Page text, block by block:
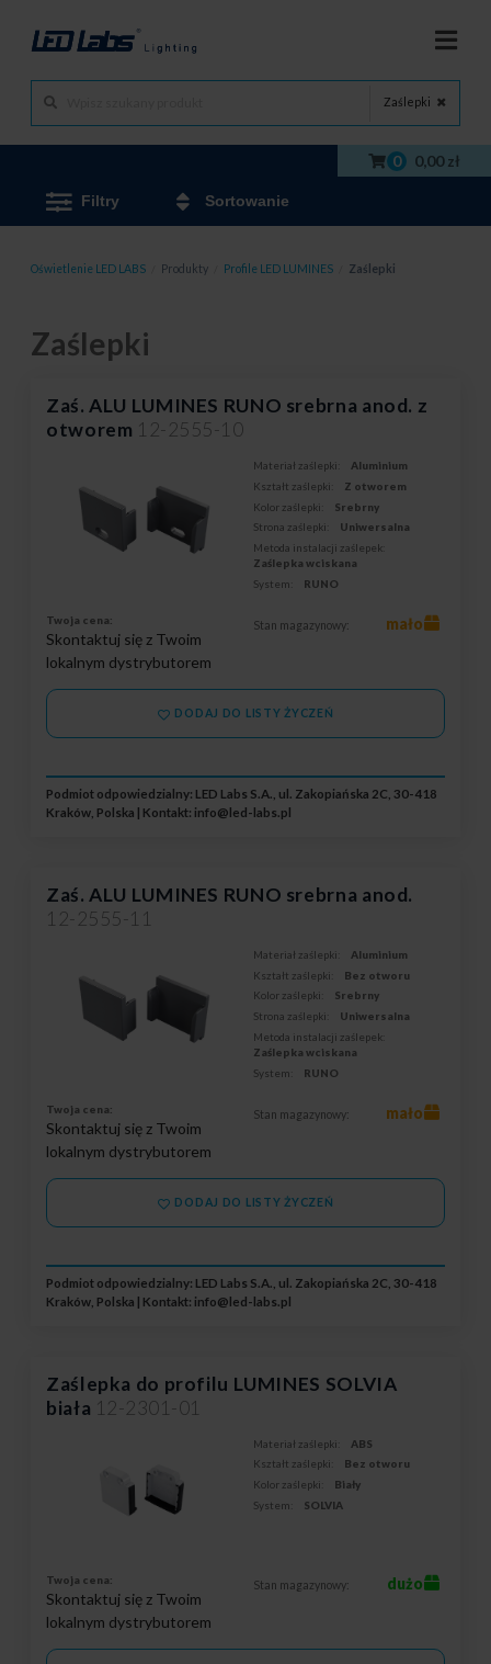
Zaślepki
0 0,00 zł
Filtry Sortowanie
Oświetlenie LED LABS Produkty Profile LED LUMINES Zaślepki
Zaślepki
Zaś. ALU LUMINES RUNO srebrna anod. z
otworem 12-2555-10
Materiał zaślepki:
Aluminium
Kształt zaślepki:
Z otworem
Kolor zaślepki:
Srebrny
Strona zaślepki:
Uniwersalna
Metoda instalacji zaślepek:
Zaślepka wciskana
System:
RUNO
Twoja cena:
Skontaktuj się z Twoim
lokalnym dystrybutorem
Stan magazynowy: mało
DODAJ DO LISTY ŻYCZEŃ
Podmiot odpowiedzialny: LED Labs S.A., ul. Zakopiańska 2C, 30-418
Kraków, Polska | Kontakt: info@led-labs.pl
Zaś. ALU LUMINES RUNO srebrna anod.
12-2555-11
Materiał zaślepki:
Aluminium
Kształt zaślepki:
Bez otworu
Kolor zaślepki:
Srebrny
Strona zaślepki:
Uniwersalna
Metoda instalacji zaślepek:
Zaślepka wciskana
System:
RUNO
Twoja cena:
Skontaktuj się z Twoim
lokalnym dystrybutorem
Stan magazynowy: mało
DODAJ DO LISTY ŻYCZEŃ
Podmiot odpowiedzialny: LED Labs S.A., ul. Zakopiańska 2C, 30-418
Kraków, Polska | Kontakt: info@led-labs.pl
Zaślepka do profilu LUMINES SOLVIA
biała 12-2301-01
Materiał zaślepki:
ABS
Kształt zaślepki:
Bez otworu
Kolor zaślepki:
Biały
System:
SOLVIA
Twoja cena:
Skontaktuj się z Twoim
lokalnym dystrybutorem
Stan magazynowy: dużo